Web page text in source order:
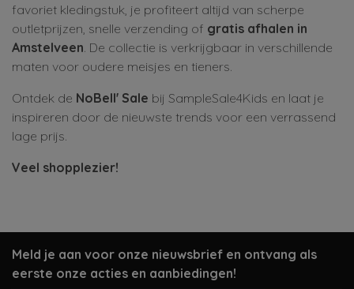
favoriet kledingstuk, je profiteert altijd van scherpe
outletprijzen, snelle verzending of gratis afhalen in
Amstelveen . De collectie is verkrijgbaar in verschillende
maten voor oudere meisjes en tieners.
Ontdek de NoBell' Sale bij SampleSale4Kids en laat je
inspireren door de nieuwste trends voor een verrassend
lage prijs.
Veel shopplezier!
Meld je aan voor onze nieuwsbrief en ontvang als
eerste onze acties en aanbiedingen!